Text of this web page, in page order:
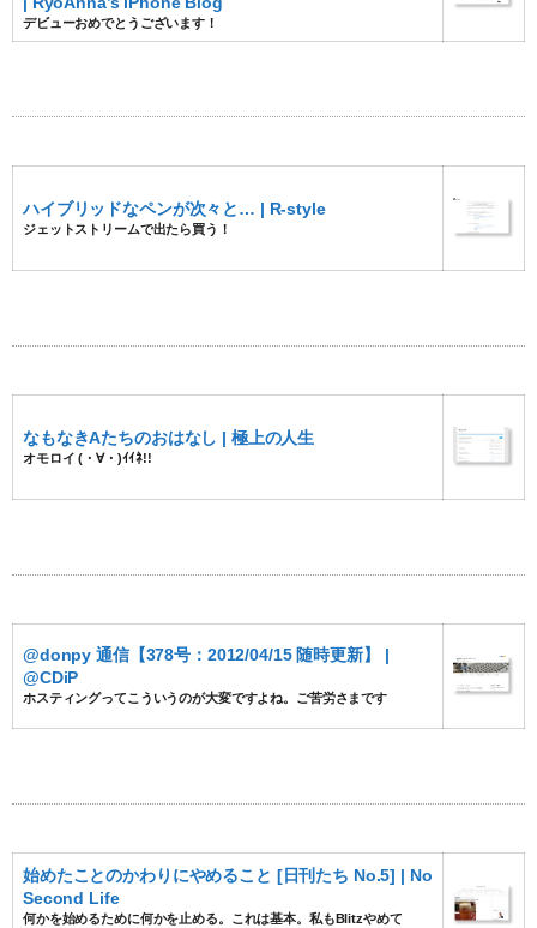
デビューおめでとうございます！
ハイブリッドなペンが次々と… | R-style
ジェットストリームで出たら買う！
なもなきAたちのおはなし | 極上の人生
オモロイ (・∀・)ｲｲﾈ!!
@donpy 通信【378号：2012/04/15 随時更新】 |
@CDiP
ホスティングってこういうのが大変ですよね。ご苦労さまです
始めたことのかわりにやめること [日刊たち No.5] | No
Second Life
何かを始めるために何かを止める。これは基本。私もBlitzやめて